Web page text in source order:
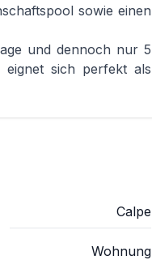
sowie einen
und dennoch nur 5
sich perfekt als
Calpe
Wohnung